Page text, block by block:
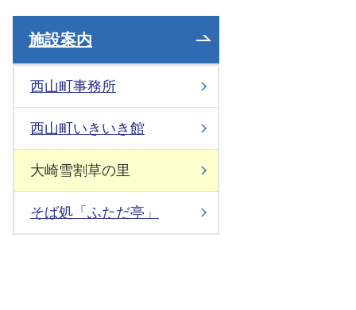
施設案内
西山町事務所
西山町いきいき館
大崎雪割草の里
そば処「ふただ亭」